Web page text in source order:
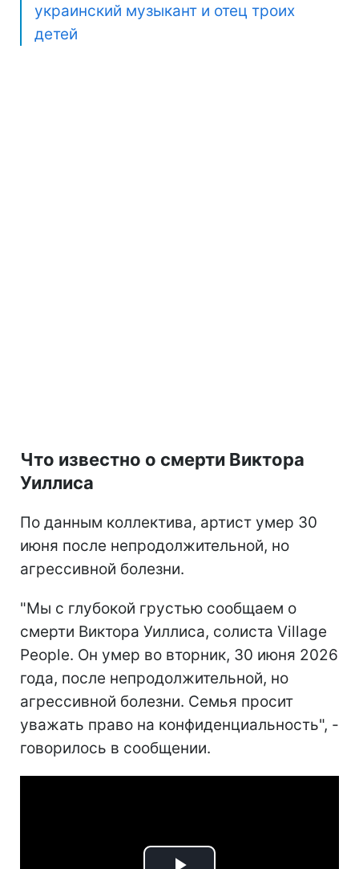
украинский музыкант и отец троих
детей
Что известно о смерти Виктора
Уиллиса
По данным коллектива, артист умер 30
июня после непродолжительной, но
агрессивной болезни.
"Мы с глубокой грустью сообщаем о
смерти Виктора Уиллиса, солиста Village
People. Он умер во вторник, 30 июня 2026
года, после непродолжительной, но
агрессивной болезни. Семья просит
уважать право на конфиденциальность", -
говорилось в сообщении.